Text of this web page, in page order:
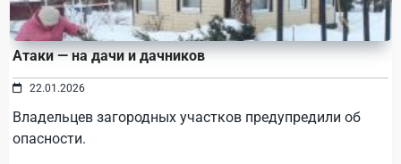
Атаки — на дачи и дачников
22.01.2026
Владельцев загородных участков предупредили об
опасности.